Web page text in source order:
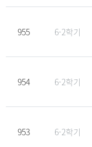
955 6-2학기
954 6-2학기
953 6-2학기